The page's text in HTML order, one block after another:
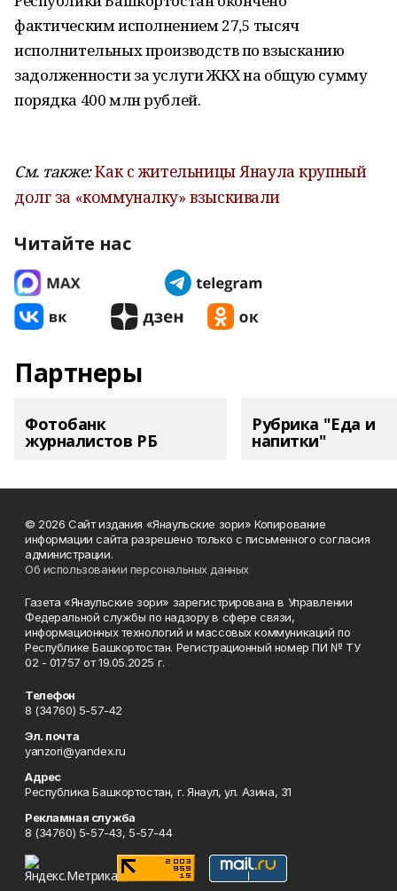
фактическим исполнением 27,5 тысяч
исполнительных производств по взысканию
задолженности за услуги ЖКХ на общую сумму
порядка 400 млн рублей.
См. также:Как с жительницы Янаула крупный
долг за «коммуналку» взыскивали
Читайте нас
Партнеры
Фотобанк
журналистов РБ
Рубрика "Еда и
напитки"
© 2026 Сайт издания «Янаульские зори» Копирование
информации сайта разрешено только с письменного согласия
администрации.
Об использовании персональных данных
Газета «Янаульские зори» зарегистрирована в Управлении
Федеральной службы по надзору в сфере связи,
информационных технологий и массовых коммуникаций по
Республике Башкортостан. Регистрационный номер ПИ № ТУ
02 - 01757 от 19.05.2025 г.
Телефон
8 (34760) 5-57-42
Эл. почта
yanzori@yandex.ru
Адрес
Республика Башкортостан, г. Янаул, ул. Азина, 31
Рекламная служба
8 (34760) 5-57-43, 5-57-44